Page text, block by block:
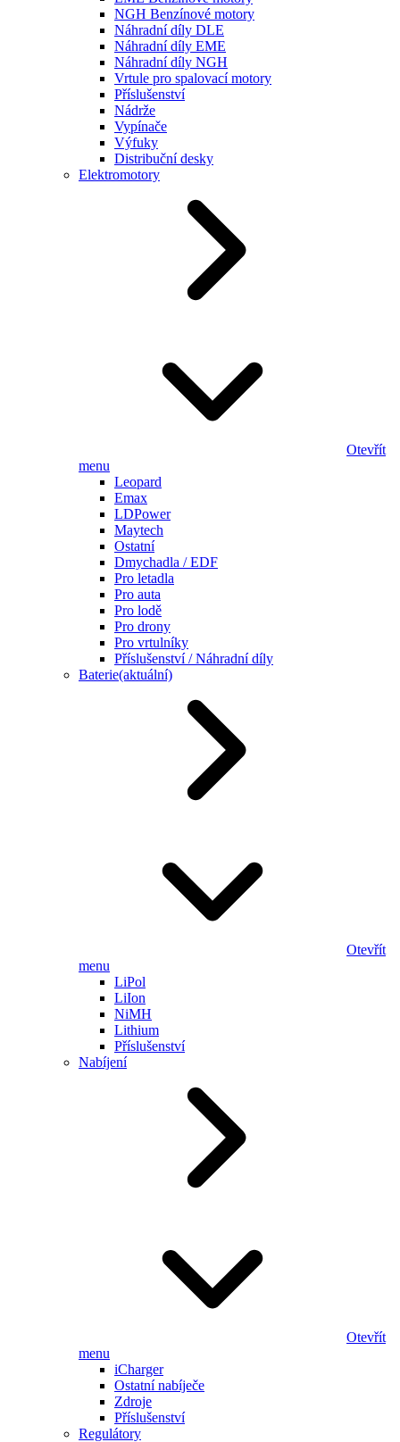
NGH Benzínové motory
Náhradní díly DLE
Náhradní díly EME
Náhradní díly NGH
Vrtule pro spalovací motory
Příslušenství
Nádrže
Vypínače
Výfuky
Distribuční desky
Elektromotory
Otevřít
menu
Leopard
Emax
LDPower
Maytech
Ostatní
Dmychadla / EDF
Pro letadla
Pro auta
Pro lodě
Pro drony
Pro vrtulníky
Příslušenství / Náhradní díly
Baterie(aktuální)
Otevřít
menu
LiPol
LiIon
NiMH
Lithium
Příslušenství
Nabíjení
Otevřít
menu
iCharger
Ostatní nabíječe
Zdroje
Příslušenství
Regulátory